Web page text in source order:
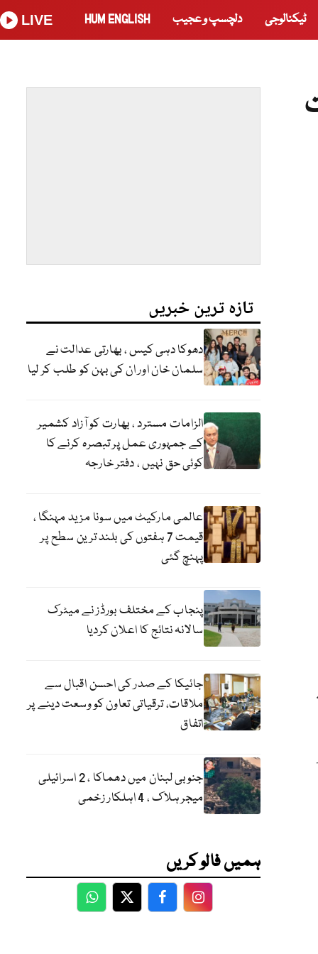
ٹیکنالوجی دلچسپ و عجیب HUM ENGLISH
LIVE
تازہ ترین خبریں
دھوکا دہی کیس ، بھارتی عدالت نے
سلمان خان اور ان کی بہن کو طلب کر لیا
الزامات مسترد ، بھارت کو آزاد کشمیر
کے جمہوری عمل پر تبصرہ کرنے کا
کوئی حق نہیں ، دفتر خارجہ
عالمی مارکیٹ میں سونا مزید مہنگا ،
قیمت 7 ہفتوں کی بلند ترین سطح پر
پہنچ گئی
پنجاب کے مختلف بورڈز نے میٹرک
سالانہ نتائج کا اعلان کردیا
جائیکا کے صدر کی احسن اقبال سے
ملاقات، ترقیاتی تعاون کو وسعت دینے پر
اتفاق
جنوبی لبنان میں دھماکا ، 2 اسرائیلی
میجر ہلاک ، 4 اہلکار زخمی
ہمیں فالو کریں
WhatsApp
TwitterFacebookFacebook